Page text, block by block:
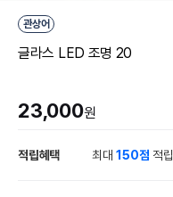
관상어
글라스 LED 조명 20
23,000원
적립혜택 최대150점 적립